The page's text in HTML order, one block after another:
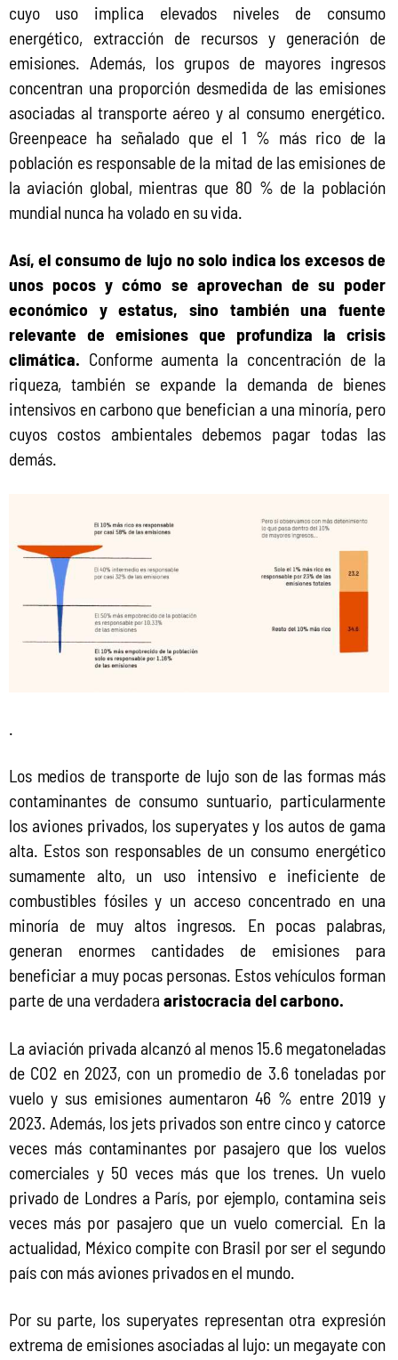
cuyo uso implica elevados niveles de consumo
energético, extracción de recursos y generación de
emisiones. Además, los grupos de mayores ingresos
concentran una proporción desmedida de las emisiones
asociadas al transporte aéreo y al consumo energético.
Greenpeace ha señalado que el 1 % más rico de la
población es responsable de la mitad de las emisiones de
la aviación global, mientras que 80 % de la población
mundial nunca ha volado en su vida.
Así, el consumo de lujo no solo indica los excesos de
unos pocos y cómo se aprovechan de su poder
económico y estatus, sino también una fuente
relevante de emisiones que profundiza la crisis
climática. Conforme aumenta la concentración de la
riqueza, también se expande la demanda de bienes
intensivos en carbono que benefician a una minoría, pero
cuyos costos ambientales debemos pagar todas las
demás.
.
Los medios de transporte de lujo son de las formas más
contaminantes de consumo suntuario, particularmente
los aviones privados, los superyates y los autos de gama
alta. Estos son responsables de un consumo energético
sumamente alto, un uso intensivo e ineficiente de
combustibles fósiles y un acceso concentrado en una
minoría de muy altos ingresos. En pocas palabras,
generan enormes cantidades de emisiones para
beneficiar a muy pocas personas. Estos vehículos forman
parte de una verdadera aristocracia del carbono.
La aviación privada alcanzó al menos 15.6 megatoneladas
de CO2 en 2023, con un promedio de 3.6 toneladas por
vuelo y sus emisiones aumentaron 46 % entre 2019 y
2023. Además, los jets privados son entre cinco y catorce
veces más contaminantes por pasajero que los vuelos
comerciales y 50 veces más que los trenes. Un vuelo
privado de Londres a París, por ejemplo, contamina seis
veces más por pasajero que un vuelo comercial. En la
actualidad, México compite con Brasil por ser el segundo
país con más aviones privados en el mundo.
Por su parte, los superyates representan otra expresión
extrema de emisiones asociadas al lujo: un megayate con